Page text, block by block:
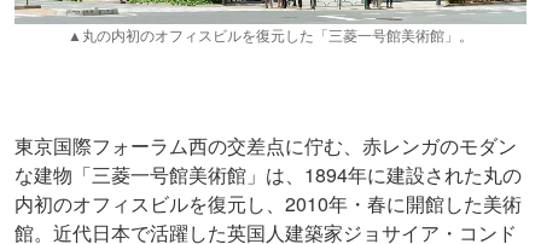
▲丸の内初のオフィスビルを復元した「三菱一号館美術館」。
東京国際フォーラム西の交差点に佇む、赤レンガのモダン
な建物「三菱一号館美術館」は、1894年に建設された丸の
内初のオフィスビルを復元し、2010年・春に開館した美術
館。近代日本で活躍した英国人建築家ジョサイア・コンド